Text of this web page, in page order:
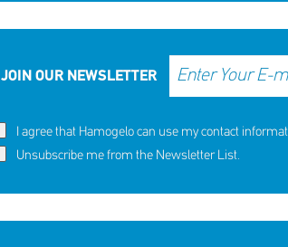
JOIN OUR NEWSLETTER
I agree that Hamogelo can use my contact
Unsubscribe me from the Newsletter List.